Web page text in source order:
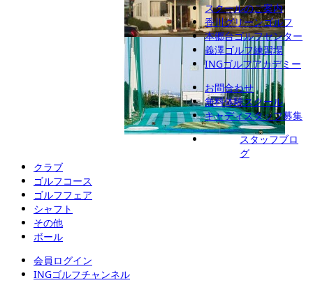
INGゴルフアカデミー
スクールのご案内
香川グリーンゴルフ
本郷台ゴルフセンター
義澤ゴルフ練習場
INGゴルフアカデミー
お問合わせ
無料体験スクール
キャディスタッフ募集
スタッフブロ
グ
クラブ
ゴルフコース
ゴルフフェア
シャフト
その他
ボール
会員ログイン
INGゴルフチャンネル